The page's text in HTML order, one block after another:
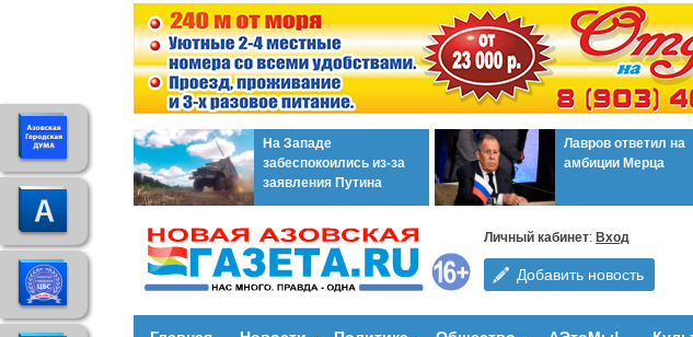
На Западе
забеспокоились из-за
заявления Путина
Лавров ответил на
амбиции Мерца
Личный кабинет: Вход
Добавить новость